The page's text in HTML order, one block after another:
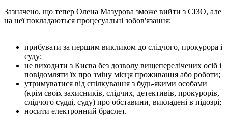
Зазначено, що тепер Олена Мазурова зможе вийти з СІЗО, але
на неї покладаються процесуальні зобов'язання:
прибувати за першим викликом до слідчого, прокурора і
суду;
не виходити з Києва без дозволу вищеперелічених осіб і
повідомляти їх про зміну місця проживання або роботи;
утримуватися від спілкування з будь-якими особами
(крім своїх захисників, слідчих, детективів, прокурорів,
слідчого судді, суду) про обставини, викладені в підозрі;
носити електронний браслет.